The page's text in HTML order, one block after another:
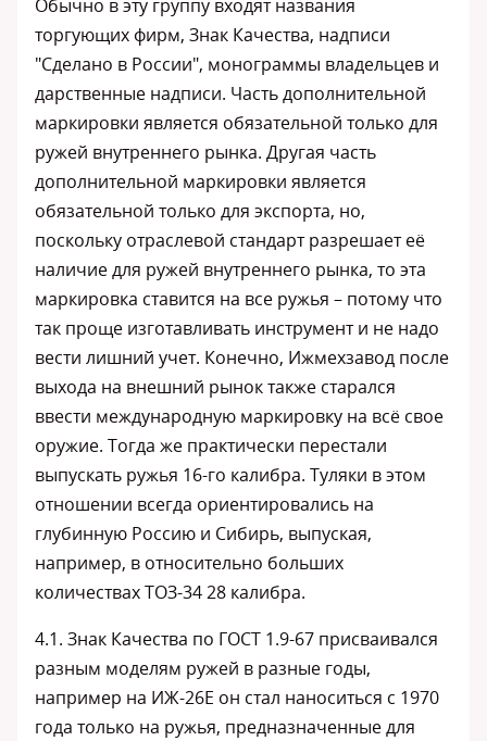
Обычно в эту группу входят названия
торгующих фирм, Знак Качества, надписи
"Сделано в России", монограммы владельцев и
дарственные надписи. Часть дополнительной
маркировки является обязательной только для
ружей внутреннего рынка. Другая часть
дополнительной маркировки является
обязательной только для экспорта, но,
поскольку отраслевой стандарт разрешает её
наличие для ружей внутреннего рынка, то эта
маркировка ставится на все ружья – потому что
так проще изготавливать инструмент и не надо
вести лишний учет. Конечно, Ижмехзавод после
выхода на внешний рынок также старался
ввести международную маркировку на всё свое
оружие. Тогда же практически перестали
выпускать ружья 16-го калибра. Туляки в этом
отношении всегда ориентировались на
глубинную Россию и Сибирь, выпуская,
например, в относительно больших
количествах ТОЗ-34 28 калибра.
4.1. Знак Качества по ГОСТ 1.9-67 присваивался
разным моделям ружей в разные годы,
например на ИЖ-26Е он стал наноситься с 1970
года только на ружья, предназначенные для